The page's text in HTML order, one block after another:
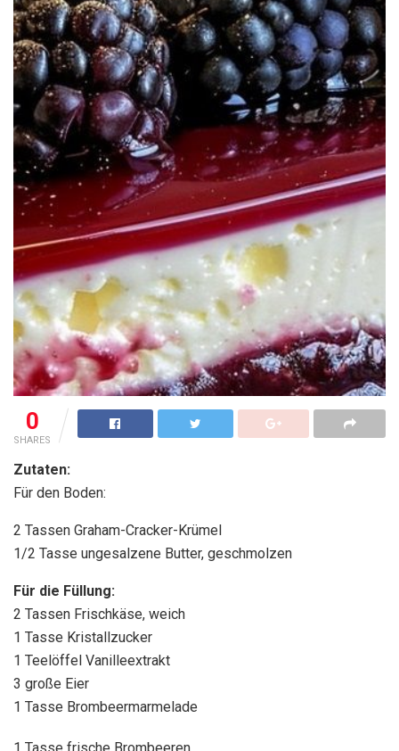
0
SHARES
Zutaten:
Für den Boden:
2 Tassen Graham-Cracker-Krümel
1/2 Tasse ungesalzene Butter, geschmolzen
Für die Füllung:
2 Tassen Frischkäse, weich
1 Tasse Kristallzucker
1 Teelöffel Vanilleextrakt
3 große Eier
1 Tasse Brombeermarmelade